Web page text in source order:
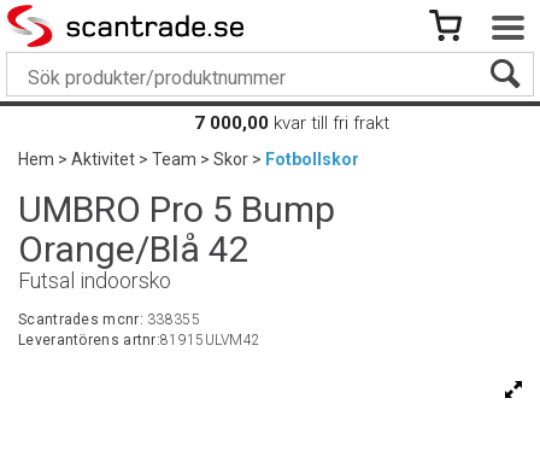
7 000,00 kvar till fri frakt
Hem>Aktivitet>Team>Skor> Fotbollskor
UMBRO Pro 5 Bump
Orange/Blå 42
Futsal indoorsko
Scantrades mcnr: 338355
Leverantörens artnr:81915ULVM42